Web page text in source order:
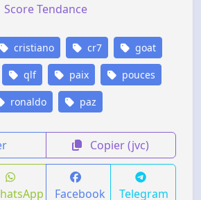
Score Tendance
cristiano cr7 goat
qlf paix pouces
ronaldo paz
Copier (jvc)
Facebook Telegram